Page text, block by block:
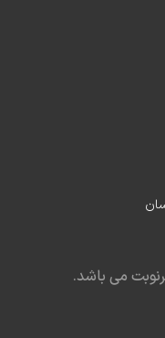
می باشد.